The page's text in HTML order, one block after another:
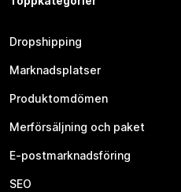
Dropshipping
Marknadsplatser
Produktomdömen
Merförsäljning och paket
E-postmarknadsföring
SEO